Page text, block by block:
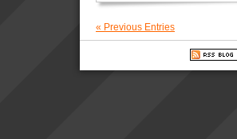
« Previous Entries